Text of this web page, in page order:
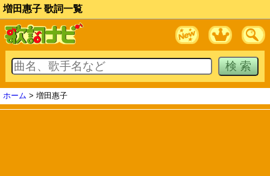
増田惠子 歌詞一覧
ホーム > 増田惠子